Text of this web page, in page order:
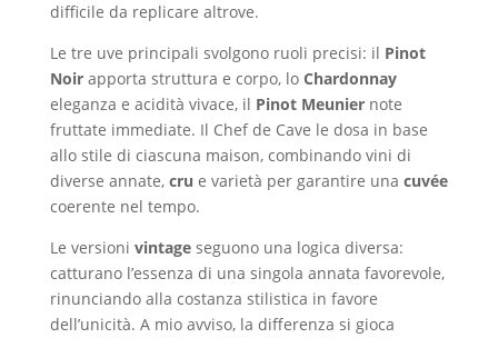
difficile da replicare altrove.
Le tre uve principali svolgono ruoli precisi: il Pinot
Noirapporta struttura e corpo, lo Chardonnay
eleganza e acidità vivace, il Pinot Meuniernote
fruttate immediate. Il Chef de Cave le dosa in base
allo stile di ciascuna maison, combinando vini di
diverse annate, cru e varietà per garantire una cuvée
coerente nel tempo.
Le versioni vintageseguono una logica diversa:
catturano l’essenza di una singola annata favorevole,
rinunciando alla costanza stilistica in favore
dell’unicità. A mio avviso, la differenza si gioca